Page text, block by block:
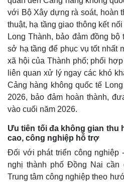
với Bộ Xây dựng rà soát, hoàn
thuật, hạ tầng giao thông kết
Long Thành, bảo đảm đồng
sở hạ tầng để phục vụ tốt nhất
xã hội của Thành phố; phối
liên quan xử lý ngay các khó
Cảng hàng không quốc tế
2026, bảo đảm hoàn thành,
vào cuối năm 2026.
Ưu tiên tối đa không gian thu
cao, công nghiệp hỗ trợ
Đối với phát triển công nghiệp
nghị thành phố Đồng Nai cần
Trung tâm công nghiệp theo